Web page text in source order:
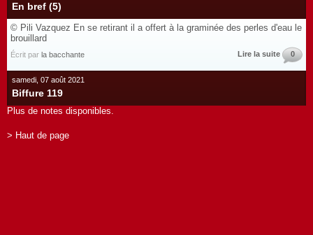
En bref (5)
© Pili Vazquez En se retirant il a offert à la graminée des perles d'eau le
brouillard
Écrit par la bacchante Lire la suite 0
samedi, 07 août 2021
Biffure 119
Plus de notes disponibles.
> Haut de page